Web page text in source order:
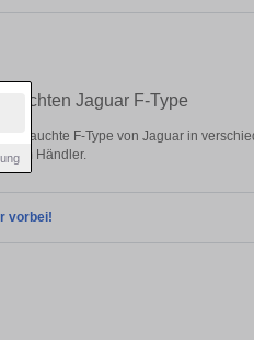
Jaguar F-Type
F-Type von Jaguar in
vom Händler.
vorbei!